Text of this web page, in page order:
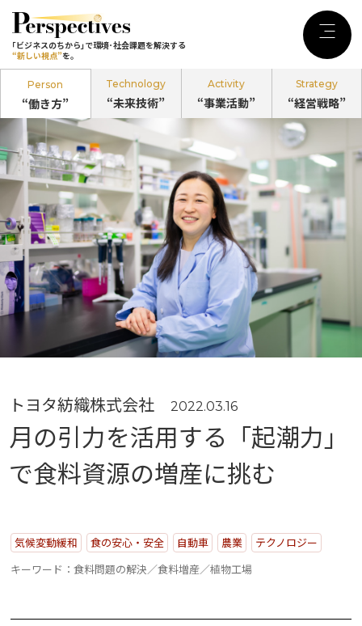
｢ビジネスのちから｣で環境･社会課題を解決する
“新しい視点”を。
Person
“働き方”
Technology
“未来技術”
Activity
“事業活動”
Strategy
“経営戦略”
記事カテゴリ
Person
“働き方” のPerspectives
Technology
“未来技術”のPerspectives
Activity
Strategy
“経営戦略”のPerspectives
有識者の視点
｢ビジネスのちから｣で環境･社会課題を解決する
“新しい視点”を。
トヨタ紡織株式会社 2022.03.16
月の引力を活用する「起潮力」
で食料資源の増産に挑む
気候変動緩和 食の安心・安全 自動車 農業
テクノロジー
キーワード：食料問題の解決／食料増産／植物工場